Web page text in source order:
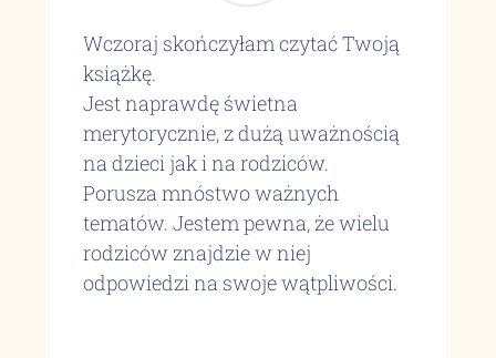
Wczoraj skończyłam czytać Twoją
książkę.
Jest naprawdę świetna
merytorycznie, z dużą uważnością
na dzieci jak i na rodziców.
Porusza mnóstwo ważnych
tematów. Jestem pewna, że wielu
rodziców znajdzie w niej
odpowiedzi na swoje wątpliwości.